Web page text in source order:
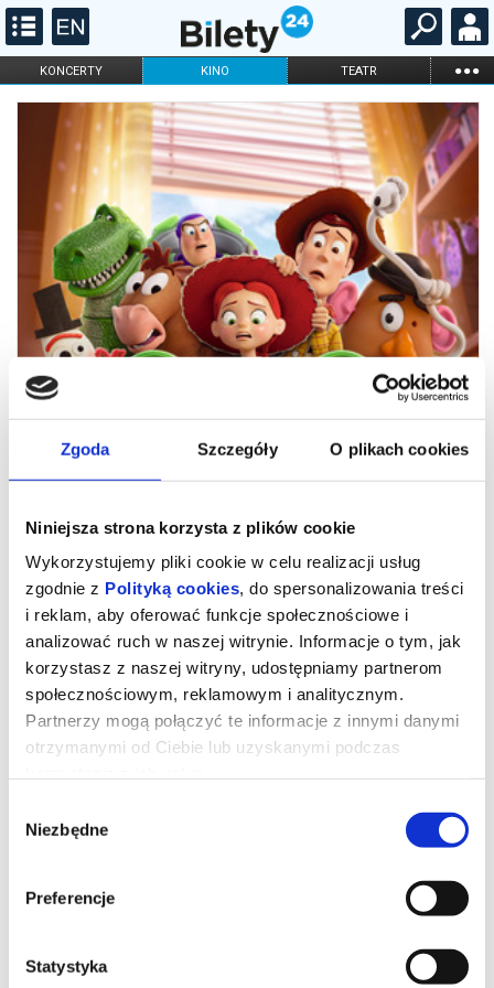
Zgoda Szczegóły O plikach cookies
Niniejsza strona korzysta z plików cookie
Wykorzystujemy pliki cookie w celu realizacji usług
zgodnie z Polityką cookies, do spersonalizowania treści
i reklam, aby oferować funkcje społecznościowe i
analizować ruch w naszej witrynie. Informacje o tym, jak
korzystasz z naszej witryny, udostępniamy partnerom
społecznościowym, reklamowym i analitycznym.
Partnerzy mogą połączyć te informacje z innymi danymi
otrzymanymi od Ciebie lub uzyskanymi podczas
zgody
Niezbędne
Preferencje
Statystyka
KONCERTY KINO TEATR ...
FILHARMONIA OPERA I BALET
STAND-UP
ONLINE KARNETY
Toy Story 5 (dubbing PL)
Zabawki powracają w filmie Disneya i Pixara „Toy Story 5”, w
którym na scenę wkracza technologia. Buzz, Chudy, Jessie i
reszta ekipy mają trudne zadanie, gdy przychodzi im zmierzyć się
Stanton, współreżyserem Kenna Harris, a producentem Lindsey
Collins. Premiera „Toy Story 5” odbędzie się tylko w kinach, 17
czerwca 2026.